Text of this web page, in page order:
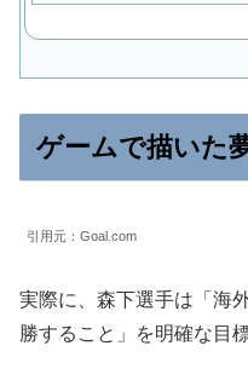
ゲームで描いた
引用元：Goal.com
実際に、森下選手は「海
勝すること」を明確な目